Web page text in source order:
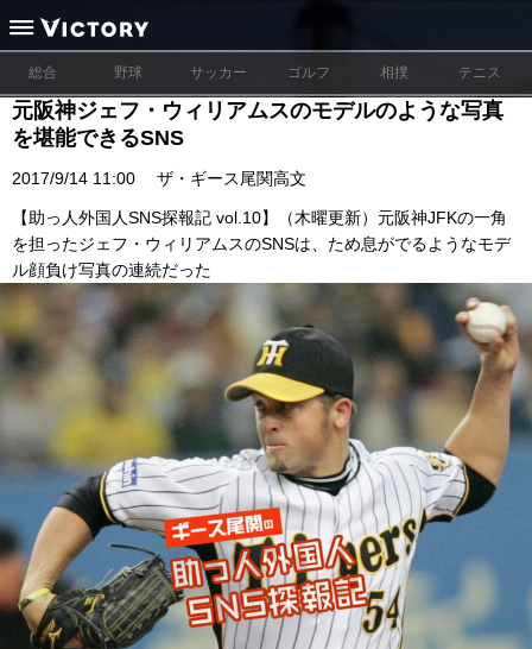
総合 野球 サッカー ゴルフ 相撲 テニス
元阪神ジェフ・ウィリアムスのモデルのような写真
を堪能できるSNS
2017/9/14 11:00 ザ・ギース尾関高文
【助っ人外国人SNS探報記 vol.10】（木曜更新）元阪神JFKの一角
を担ったジェフ・ウィリアムスのSNSは、ため息がでるようなモデ
ル顔負け写真の連続だった